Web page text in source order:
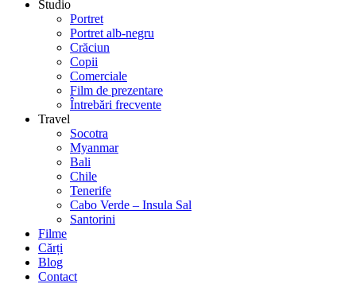
Studio
Portret
Portret alb-negru
Crăciun
Copii
Comerciale
Film de prezentare
Întrebări frecvente
Travel
Socotra
Myanmar
Bali
Chile
Tenerife
Cabo Verde – Insula Sal
Santorini
Filme
Cărți
Blog
Contact